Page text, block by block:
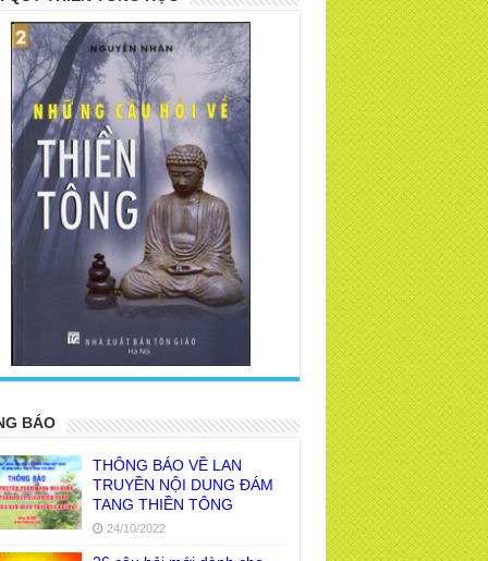
BÁO
THÔNG BÁO VỀ LAN
TRUYỀN NỘI DUNG ĐÁM
TANG THIỀN TÔNG
24/10/2022